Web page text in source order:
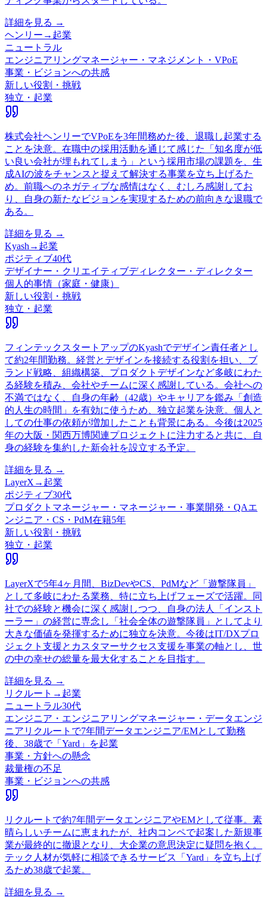
詳細を見る →
ヘンリー → 起業
ニュートラル
エンジニアリングマネージャー・マネジメント・VPoE
事業・ビジョンへの共感
新しい役割・挑戦
独立・起業
株式会社ヘンリーでVPoEを3年間務めた後、退職し起業する
ことを決意。在職中の採用活動を通じて感じた「知名度が低
い良い会社が埋もれてしまう」という採用市場の課題を、生
成AIの波をチャンスと捉えて解決する事業を立ち上げるた
め。前職へのネガティブな感情はなく、むしろ感謝してお
り、自身の新たなビジョンを実現するための前向きな退職で
ある。
詳細を見る →
Kyash→ 起業
ポジティブ40代
デザイナー・クリエイティブディレクター・ディレクター
個人的事情（家庭・健康）
新しい役割・挑戦
独立・起業
フィンテックスタートアップのKyashでデザイン責任者とし
て約2年間勤務。経営とデザインを接続する役割を担い、ブ
ランド戦略、組織構築、プロダクトデザインなど多岐にわた
る経験を積み、会社やチームに深く感謝している。会社への
不満ではなく、自身の年齢（42歳）やキャリアを鑑み「創造
的人生の時間」を有効に使うため、独立起業を決意。個人と
しての仕事の依頼が増加したことも背景にある。今後は2025
年の大阪・関西万博関連プロジェクトに注力すると共に、自
身の経験を集約した新会社を設立する予定。
詳細を見る →
LayerX→ 起業
ポジティブ30代
プロダクトマネージャー・マネージャー・事業開発・QAエ
ンジニア・CS・PdM在籍5年
新しい役割・挑戦
独立・起業
LayerXで5年4ヶ月間、BizDevやCS、PdMなど「遊撃隊員」
として多岐にわたる業務、特に立ち上げフェーズで活躍。同
社での経験と機会に深く感謝しつつ、自身の法人「インスト
ーラー」の経営に専念し「社会全体の遊撃隊員」としてより
大きな価値を発揮するために独立を決意。今後はIT/DXプロ
ジェクト支援とカスタマーサクセス支援を事業の軸とし、世
の中の幸せの総量を最大化することを目指す。
詳細を見る →
リクルート → 起業
ニュートラル30代
エンジニア・エンジニアリングマネージャー・データエンジ
ニア リクルートで7年間データエンジニア/EMとして勤務
後、38歳で「Yard」を起業
事業・方針への懸念
裁量権の不足
事業・ビジョンへの共感
リクルートで約7年間データエンジニアやEMとして従事。素
晴らしいチームに恵まれたが、社内コンペで起案した新規事
業が最終的に撤退となり、大企業の意思決定に疑問を抱く。
テック人材が気軽に相談できるサービス「Yard」を立ち上げ
るため38歳で起業。
詳細を見る →